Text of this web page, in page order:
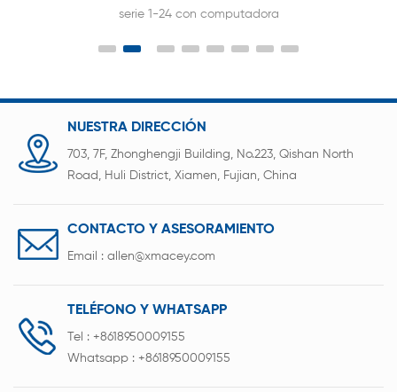
engineered for high-power battery pack assembly
500A continuous charging and 800A discharge
and large-scale Energy Storage System (ESS)
manufacturers.
NUESTRA DIRECCIÓN
703, 7F, Zhonghengji Building, No.223, Qishan North
Road, Huli District, Xiamen, Fujian, China
CONTACTO Y ASESORAMIENTO
Email : allen@xmacey.com
TELÉFONO Y WHATSAPP
Tel : +8618950009155
Whatsapp : +8618950009155